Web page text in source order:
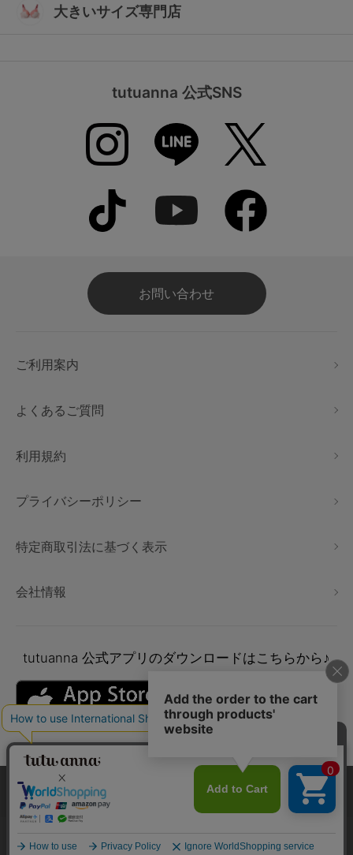
大きいサイズ専門店
tutuanna 公式SNS
お問い合わせ
ご利用案内
よくあるご質問
利用規約
プライバシーポリシー
特定商取引法に基づく表示
会社情報
tutuanna 公式アプリのダウンロードはこちらから♪
本サイトでは、より快適にご利用いただけるようCookieを利用し
ています。詳細については
プライバシポリシー
をご確認くださ
い。
承諾する